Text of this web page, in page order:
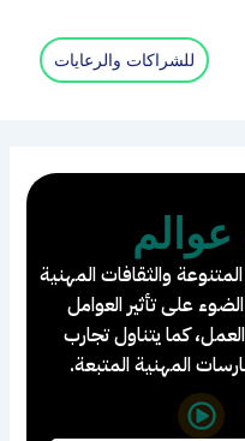
للشراكات والرعايات
والثقافات المهنية
على تأثير العوامل
كما يتناول تجارب
المهنية المتبعة.
P